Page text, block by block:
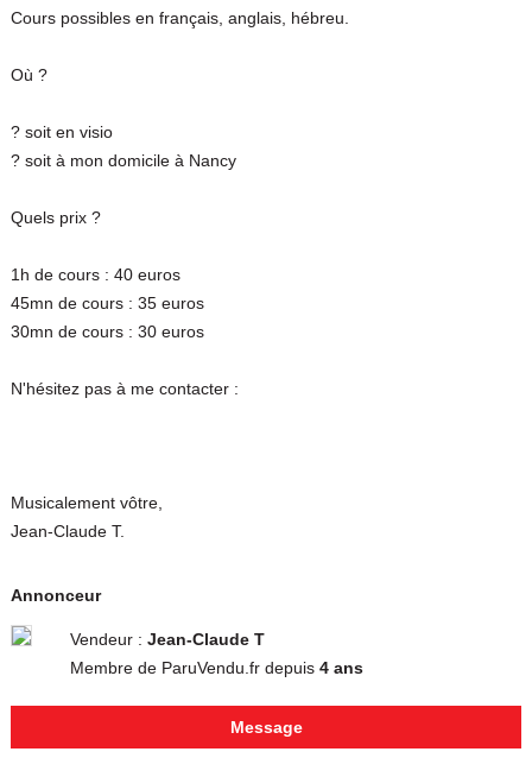
Cours possibles en français, anglais, hébreu.
Où ?
? soit en visio
? soit à mon domicile à Nancy
Quels prix ?
1h de cours : 40 euros
45mn de cours : 35 euros
30mn de cours : 30 euros
N'hésitez pas à me contacter :
Musicalement vôtre,
Jean-Claude T.
Annonceur
Vendeur : Jean-Claude T
Membre de ParuVendu.fr depuis 4 ans
Message